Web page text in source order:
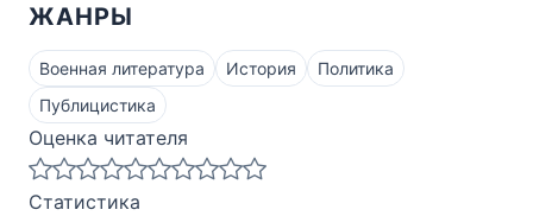
ЖАНРЫ
Военная литература История
Политика
Публицистика
Оценка читателя
Статистика